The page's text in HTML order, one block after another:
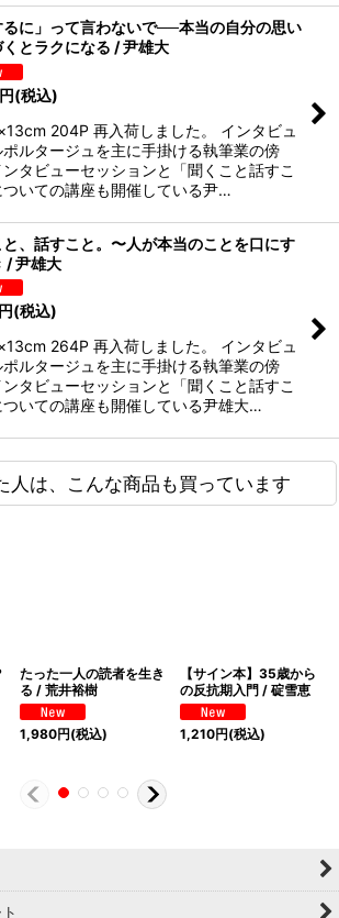
るに」って言わないで──本当の自分の思い
くとラクになる / 尹雄大
円(税込)
204P 再入荷しました。 インタビュ
ポルタージュを主に手掛ける執筆業の傍
ンタビューセッションと「聞くこと話すこ
ついての講座も開催している尹…
、話すこと。〜人が本当のことを口にす
/ 尹雄大
円(税込)
264P 再入荷しました。 インタビュ
ポルタージュを主に手掛ける執筆業の傍
ンタビューセッションと「聞くこと話すこ
ついての講座も開催している尹雄大…
人は、こんな商品も買っています
たった一人の読者を生き
る / 荒井裕樹
1,980円(税込)
【サイン本】35歳から
の反抗期入門 / 碇雪恵
1,210円(税込)